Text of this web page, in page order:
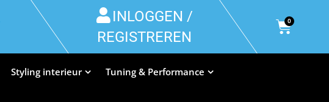
INLOGGEN /
REGISTREREN
0
Styling interieur
Tuning & Performance